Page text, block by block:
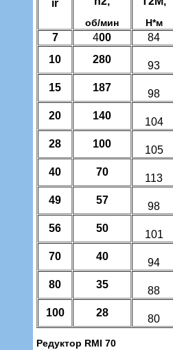
ir
об/мин Н*м
7 400
84
10
280
93
15
187
98
20
140
104
28
100
105
40
70
113
49
57
98
56
50
101
70
40
94
80
35
88
100
28
80
Редуктор RMI 70